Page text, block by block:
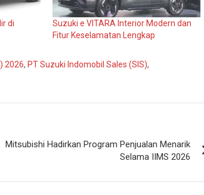
di
Suzuki e VITARA Interior Modern dan
Fitur Keselamatan Lengkap
2026, PT Suzuki Indomobil Sales (SIS),
Mitsubishi Hadirkan Program Penjualan Menarik
Selama IIMS 2026